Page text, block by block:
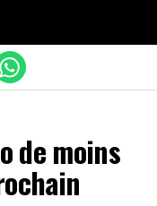
de moins